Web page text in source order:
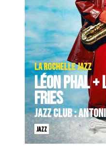
LA ROCHELLE JAZZ
LÉON PHAL +
FRIES
JAZZ CLUB :
JAZZ